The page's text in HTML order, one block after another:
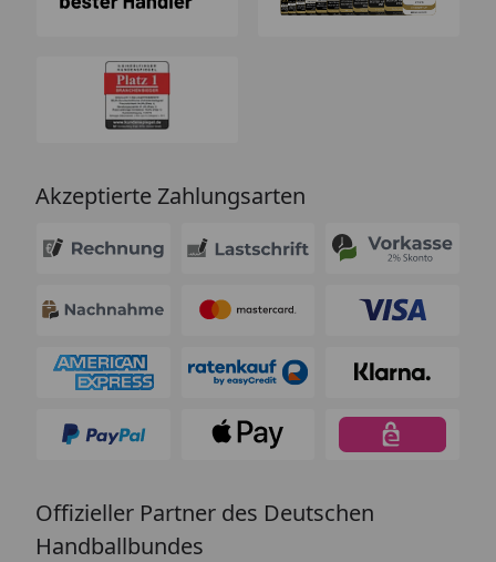
Akzeptierte Zahlungsarten
Offizieller Partner des Deutschen
Handballbundes